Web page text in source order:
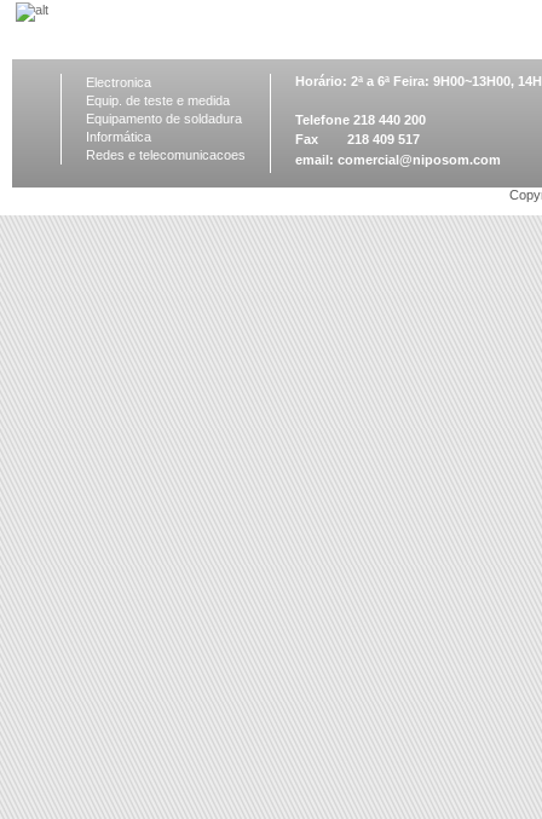
Electronica
Equip. de teste e medida
Equipamento de soldadura
Informática
Redes e telecomunicacoes
Horário: 2ª a 6ª Feira: 9H00~13H00,
Telefone 218 440 200
Fax 218 409 517
email: comercial@niposom.com